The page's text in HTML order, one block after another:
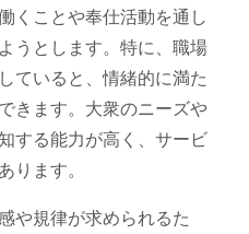
くことや奉仕活動を通し
うとします。特に、職場
ていると、情緒的に満た
きます。大衆のニーズや
する能力が高く、サービ
ります。
や規律が求められるた